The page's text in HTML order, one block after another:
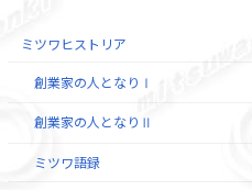
ミツワヒストリア
創業家の人となりⅠ
創業家の人となりⅡ
ミツワ語録